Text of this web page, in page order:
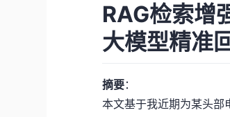
RAG检索增
大模型精准
摘要：
本文基于我近期为某头部